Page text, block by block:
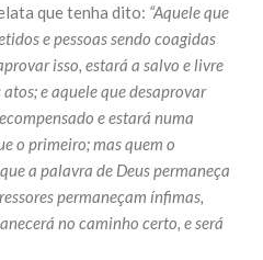
que tenha dito: “Aquele que
e pessoas sendo coagidas
isso, estará a salvo e livre
e aquele que desaprovar
e estará numa
o primeiro; mas quem o
a palavra de Deus permaneça
permaneçam ínfimas,
no caminho certo, e será